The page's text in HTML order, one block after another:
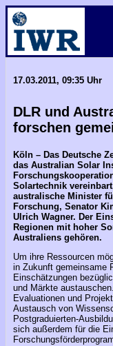
17.03.2011, 09:35 Uhr
DLR und
forschen
Köln – Das Deutsche
das Australian Solar
Solartechnik
australische Minister
Forschung, Senator
Ulrich Wagner. Der
Regionen mit hoher
Australiens gehören.
Um ihre Ressourcen
in Zukunft gemeinsame
Einschätzungen
und Märkte
Evaluationen und
Austausch von
Postgraduierten-
sich außerdem für die